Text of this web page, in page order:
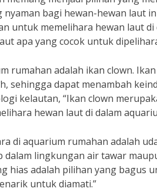
bagi hewan-hewan laut
untuk memelihara hewan laut di
apa yang cocok untuk
rumahan adalah ikan clown.
sehingga dapat menambah
kelautan, “Ikan clown
hewan laut di dalam
di aquarium rumahan adalah
lingkungan air tawar
hias adalah pilihan yang bagus
untuk diamati.”